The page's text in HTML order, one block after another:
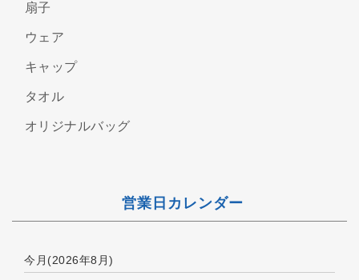
扇子
ウェア
キャップ
タオル
オリジナルバッグ
営業日カレンダー
今月(2026年8月)